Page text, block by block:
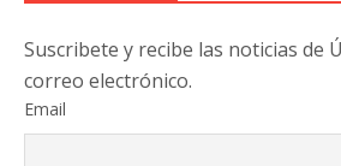
Suscribete y recibe las noticias de
correo electrónico.
Email